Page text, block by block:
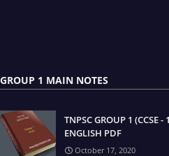
GROUP 1 MAIN NOTES
TNPSC GROUP 1 (CCSE
ENGLISH PDF
October 17, 2020